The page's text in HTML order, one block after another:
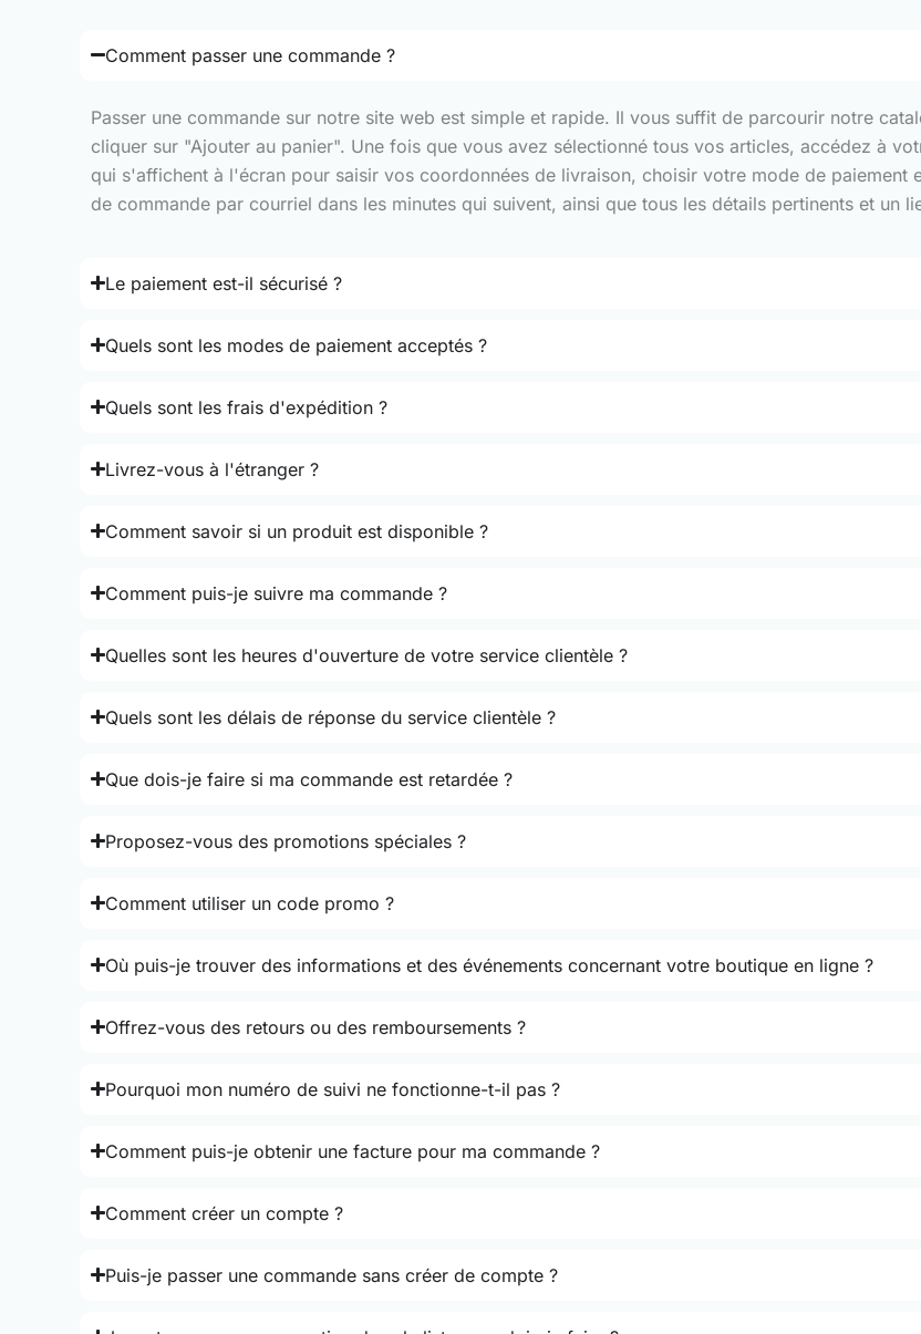
Comment passer une commande ?
Passer une commande sur notre site web est simple et rapide. Il vous suffit de parcourir notre
cliquer sur "Ajouter au panier". Une fois que vous avez sélectionné tous vos articles, accédez à
qui s'affichent à l'écran pour saisir vos coordonnées de livraison, choisir votre mode de
de commande par courriel dans les minutes qui suivent, ainsi que tous les détails pertinents et un
Le paiement est-il sécurisé ?
Quels sont les modes de paiement acceptés ?
Quels sont les frais d'expédition ?
Livrez-vous à l'étranger ?
Comment savoir si un produit est disponible ?
Comment puis-je suivre ma commande ?
Quelles sont les heures d'ouverture de votre service clientèle ?
Quels sont les délais de réponse du service clientèle ?
Que dois-je faire si ma commande est retardée ?
Proposez-vous des promotions spéciales ?
Comment utiliser un code promo ?
Où puis-je trouver des informations et des événements concernant votre boutique en ligne ?
Offrez-vous des retours ou des remboursements ?
Pourquoi mon numéro de suivi ne fonctionne-t-il pas ?
Comment puis-je obtenir une facture pour ma commande ?
Comment créer un compte ?
Puis-je passer une commande sans créer de compte ?